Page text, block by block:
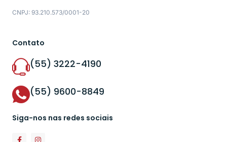
CNPJ: 93.210.573/0001-20
Contato
(55) 3222-4190
(55) 9600-8849
Siga-nos nas redes sociais